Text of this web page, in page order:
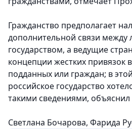
Гражданство предполагает
дополнительной связи между
государством, а ведущие
концепции жестких привязок
подданных или граждан; в
российское государство
такими сведениями,
Светлана Бочарова, Фарида